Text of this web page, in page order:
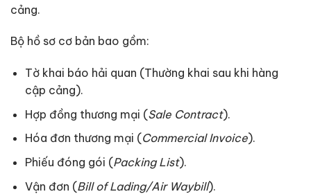
cảng.
Bộ hồ sơ cơ bản bao gồm:
Tờ khai báo hải quan (Thường khai sau khi hàng
cập cảng).
Hợp đồng thương mại (Sale Contract).
Hóa đơn thương mại (Commercial Invoice).
Phiếu đóng gói (Packing List).
Vận đơn (Bill of Lading/Air Waybill).